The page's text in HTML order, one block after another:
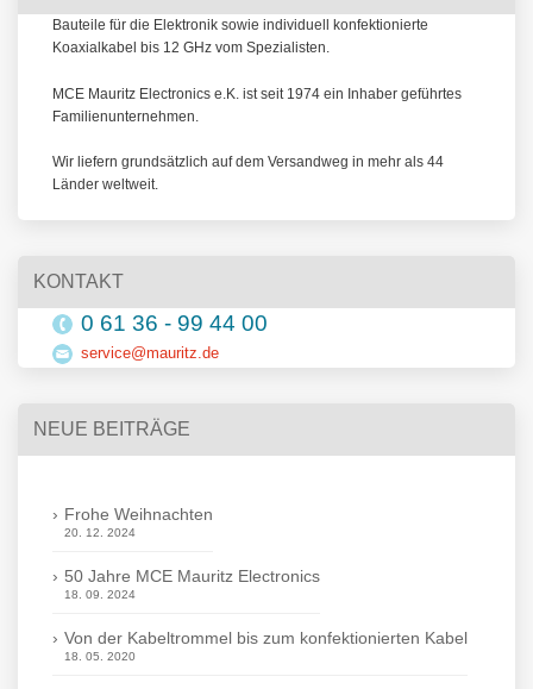
Bauteile für die Elektronik sowie individuell konfektionierte
Koaxialkabel bis 12 GHz vom Spezialisten.
MCE Mauritz Electronics e.K. ist seit 1974 ein Inhaber geführtes
Familienunternehmen.
Wir liefern grundsätzlich auf dem Versandweg in mehr als 44
Länder weltweit.
KONTAKT
0 61 36 - 99 44 00
service@mauritz.de
NEUE BEITRÄGE
Frohe Weihnachten
20. 12. 2024
50 Jahre MCE Mauritz Electronics
18. 09. 2024
Von der Kabeltrommel bis zum konfektionierten Kabel
18. 05. 2020